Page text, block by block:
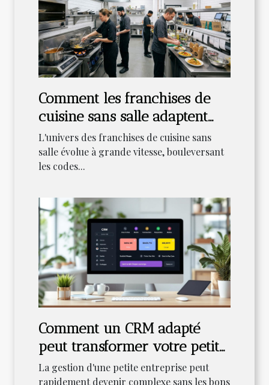
Comment les franchises de
cuisine sans salle adaptent
leurs stratégies ?
L'univers des franchises de cuisine sans
salle évolue à grande vitesse, bouleversant
les codes...
Comment un CRM adapté
peut transformer votre petite
entreprise ?
La gestion d'une petite entreprise peut
rapidement devenir complexe sans les bons